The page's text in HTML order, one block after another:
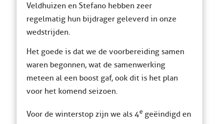
Veldhuizen en Stefano hebben zeer
regelmatig hun bijdrager geleverd in onze
wedstrijden.
Het goede is dat we de voorbereiding samen
waren begonnen, wat de samenwerking
meteen al een boost gaf, ook dit is het plan
voor het komend seizoen.
Voor de winterstop zijn we als 4egeëindigd en